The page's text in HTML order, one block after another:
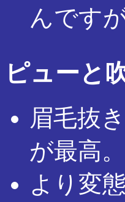
んです
ピューと
眉毛抜
が最高
より変